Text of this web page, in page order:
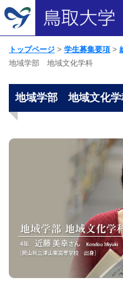
トップページ 学生募集要項
地域学部 地域文化学科
地域学部 地域文化学